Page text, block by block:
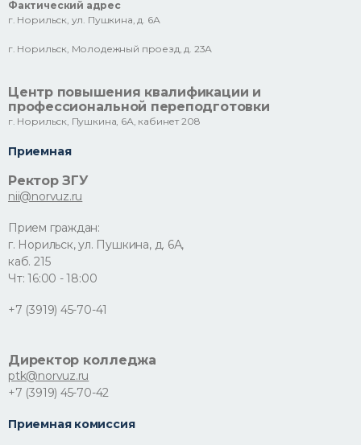
Фактический адрес
г. Норильск, ул. Пушкина, д. 6А
г. Норильск, Молодежный проезд, д. 23А
Центр повышения квалификации и
профессиональной переподготовки
г. Норильск, Пушкина, 6А, кабинет 208
Приемная
Ректор ЗГУ
nii@norvuz.ru
Прием граждан:
г. Норильск, ул. Пушкина, д. 6А,
каб. 215
Чт: 16:00 - 18:00
+7 (3919) 45-70-41
Директор колледжа
ptk@norvuz.ru
+7 (3919) 45-70-42
Приемная комиссия